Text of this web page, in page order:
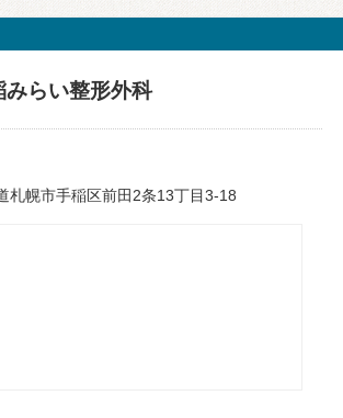
みらい整形外科
札幌市手稲区前田2条13丁目3-18